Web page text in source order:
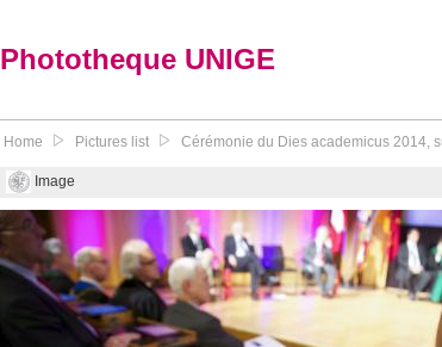
Phototheque UNIGE
Home Pictures list Cérémonie du Dies academicus 2014,
Image